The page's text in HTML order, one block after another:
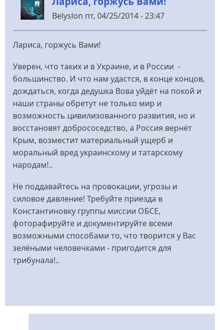
Belyslon пт, 04/25/2014 - 23:47
Лариса, горжусь Вами!
Уверен, что таких и в Украине, и в России -
большинство. И что нам удастся, в конце концов,
дождаться, когда дедушка Вова уйдёт на покой и
наши страны обретут не только мир и
возможность цивилизованного развития, но и
восстановят добрососедство, а Россия вернёт
Крым, возместит материальный ущерб и
моральный вред украинскому и татарскому
народам!..
Не поддавайтесь на провокации, угрозы и
силовое давление! Требуйте приезда в
Константиновку группы миссии ОБСЕ,
фоторафируйте и документируйте всеми
возможными способами то, что творится у Вас
зелёными человечками - пригодится для
трибунала!..